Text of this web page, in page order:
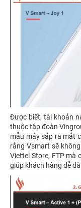
Được biết, tài khoản
thuộc tập đoàn
mẫu máy sắp ra mắt
rằng Vsmart sẽ
Viettel Store, FTP mà
giúp khách hàng dễ